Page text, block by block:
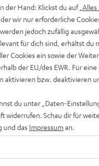
der Hand: Klickst du auf
wir nur erforderliche
jedoch zufällig
für dich sind, erhältst du
Cookies ein sowie der
der EU/des EWR. Für
aktivieren bzw. deaktivieren
du unter „Daten-
widerrufen. Schau dir für
und das Impressum an.